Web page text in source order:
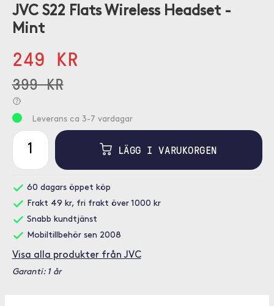
JVC S22 Flats Wireless Headset -
Mint
249 KR
399 KR
Leverans ca 3-7 vardagar
LÄGG I VARUKORGEN
60 dagars öppet köp
Frakt 49 kr, fri frakt över 1000 kr
Snabb kundtjänst
Mobiltillbehör sen 2008
Visa alla produkter från JVC
Garanti: 1 år